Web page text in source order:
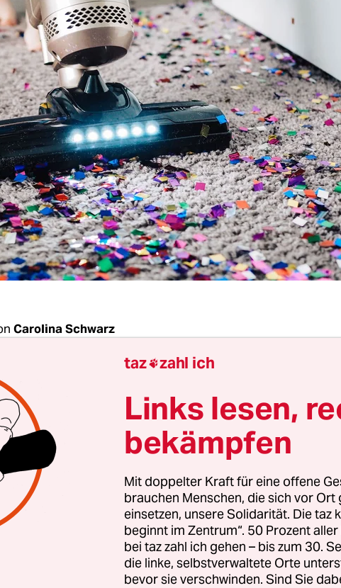
Carolina Schwarz
verlassen die Redaktion von
stellvertretende Chefredakteurin Hanna Herbst
auf Facebook. Grund für den Ausstieg des
des MusikablegersNoisey , zu denen auch der
Markus Lust sowie Herbst selbst zählen, sind
Künftig sollen das österreichische,
und deutsche Jugend- und Lifestyleportal
Leitung geführt werden.
die gemeinsame Entscheidung wie folgt:
taz zahl ich
Links lesen,
bekämpfen
Mit doppelter Kraft für eine offene
brauchen Menschen, die sich vor
einsetzen, unsere Solidarität. Die taz
beginnt im Zentrum“. 50 Prozent
bei taz zahl ich gehen – bis zum 30.
die linke, selbstverwaltete Orte
bevor sie verschwinden. Sind Sie